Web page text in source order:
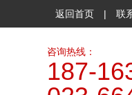
返回首页 | 联
咨询热线：
187-